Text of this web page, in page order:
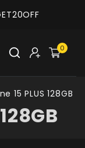
0
15 PLUS 128GB